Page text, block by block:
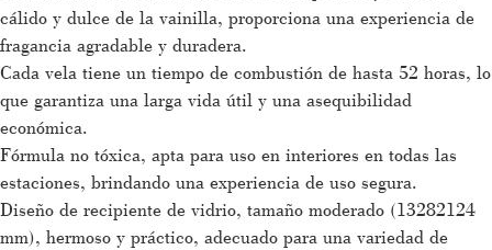
cálido y dulce de la vainilla, proporciona una experiencia de
fragancia agradable y duradera.
Cada vela tiene un tiempo de combustión de hasta 52 horas, lo
que garantiza una larga vida útil y una asequibilidad
económica.
Fórmula no tóxica, apta para uso en interiores en todas las
estaciones, brindando una experiencia de uso segura.
Diseño de recipiente de vidrio, tamaño moderado (13282124
mm), hermoso y práctico, adecuado para una variedad de